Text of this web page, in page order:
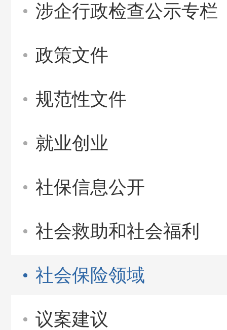
涉企行政检查公示专栏
政策文件
规范性文件
就业创业
社保信息公开
社会救助和社会福利
社会保险领域
议案建议